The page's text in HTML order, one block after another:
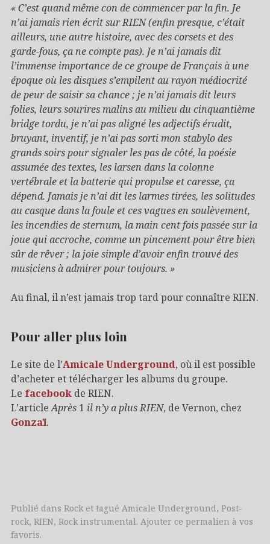
« C’est quand même con de commencer par la fin. Je
n’ai jamais rien écrit sur RIEN (enfin presque, c’était
ailleurs, une autre histoire, avec des corsets et des
garde-fous, ça ne compte pas). Je n’ai jamais dit
l’immense importance de ce groupe de Français à une
époque où les disques s’empilent au rayon médiocrité
de peur de saisir sa chance ; je n’ai jamais dit leurs
folies, leurs sourires malins au milieu du cinquantième
bridge tordu, je n’ai pas aligné les adjectifs érudit,
bruyant, inventif, je n’ai pas sorti mon stabylo des
grands soirs pour signaler les pas de côté, la poésie
assumée des textes, les larsen dans la colonne
vertébrale et la batterie qui propulse et caresse, ça
dépend. Jamais je n’ai dit les larmes tirées, les solitudes
au casque dans la foule et ces vagues en soulèvement,
les incendies de sternum, la main cent fois passée sur la
joue qui accroche, comme un pincement pour être bien
sûr de rêver ; la joie simple d’avoir enfin trouvé des
musiciens à admirer pour toujours. »
Au final, il n’est jamais trop tard pour connaître RIEN.
Pour aller plus loin
Le site de l’Amicale Underground, où il est possible
d’acheter et télécharger les albums du groupe.
Le facebook de RIEN.
L’articleAprès 1 il n’y a plus RIEN, de Vernon, chez
Gonzaï.
Publié dans Rocket tagué Amicale Underground, Post-
rock, RIEN, Rock instrumental. Ajouter ce permalien à vos
favoris.